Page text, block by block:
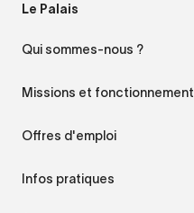
Le Palais
Qui sommes-nous ?
Missions et fonctionnement
Offres d'emploi
Infos pratiques